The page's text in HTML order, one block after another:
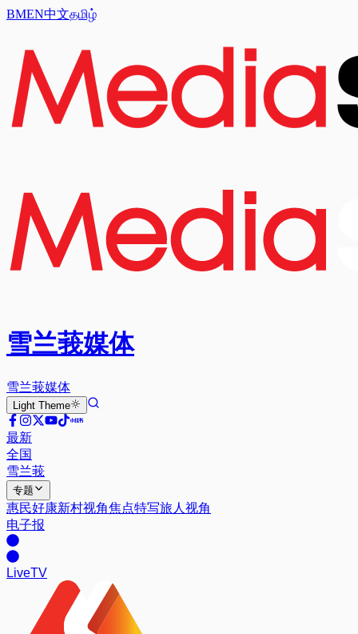
BMEN中文தமிழ்
雪兰莪媒体
雪兰莪媒体
Light Theme
最新
全国
雪兰莪
专题
惠民好康新村视角焦点特写旅人视角
电子报
LiveTV